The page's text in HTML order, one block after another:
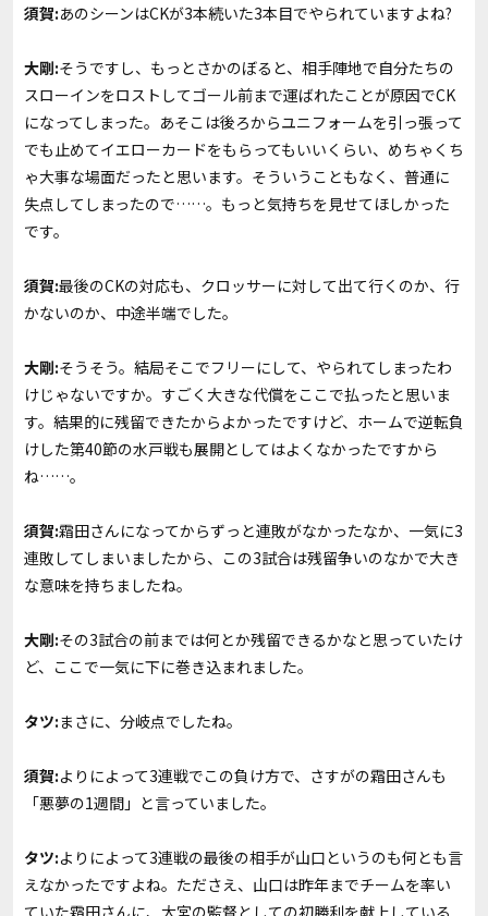
須賀:あのシーンはCKが3本続いた3本目でやられていますよね?
大剛:そうですし、もっとさかのぼると、相手陣地で自分たちの
スローインをロストしてゴール前まで運ばれたことが原因でCK
になってしまった。あそこは後ろからユニフォームを引っ張って
でも止めてイエローカードをもらってもいいくらい、めちゃくち
ゃ大事な場面だったと思います。そういうこともなく、普通に
失点してしまったので……。もっと気持ちを見せてほしかった
です。
須賀:最後のCKの対応も、クロッサーに対して出て行くのか、行
かないのか、中途半端でした。
大剛:そうそう。結局そこでフリーにして、やられてしまったわ
けじゃないですか。すごく大きな代償をここで払ったと思いま
す。結果的に残留できたからよかったですけど、ホームで逆転負
けした第40節の水戸戦も展開としてはよくなかったですから
ね……。
須賀:霜田さんになってからずっと連敗がなかったなか、一気に3
連敗してしまいましたから、この3試合は残留争いのなかで大き
な意味を持ちましたね。
大剛:その3試合の前までは何とか残留できるかなと思っていたけ
ど、ここで一気に下に巻き込まれました。
タツ:まさに、分岐点でしたね。
須賀:よりによって3連戦でこの負け方で、さすがの霜田さんも
「悪夢の1週間」と言っていました。
タツ:よりによって3連戦の最後の相手が山口というのも何とも言
えなかったですよね。たださえ、山口は昨年までチームを率い
ていた霜田さんに、大宮の監督としての初勝利を献上している